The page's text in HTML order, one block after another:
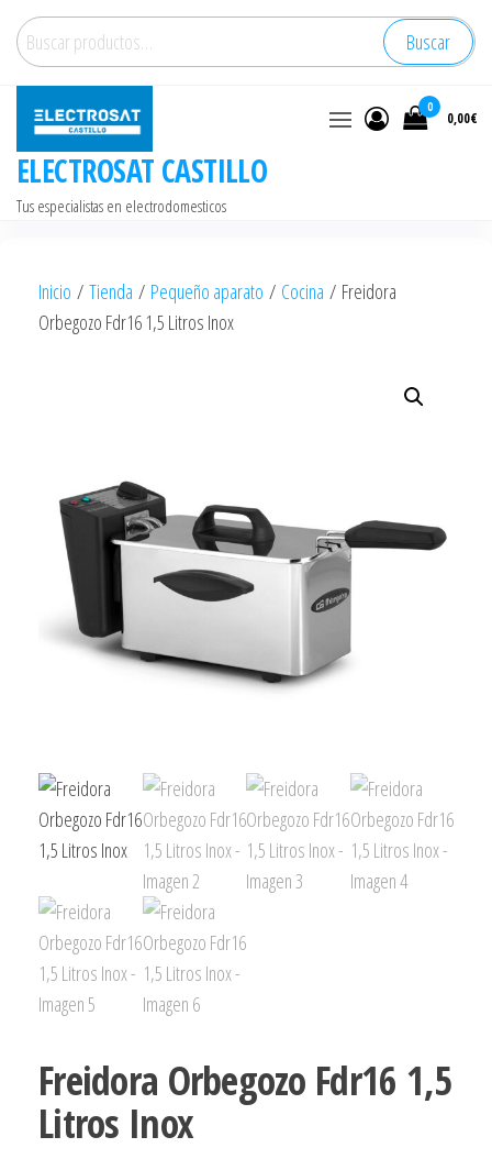
Saltar
contenido
Buscar
por:
Buscar
ELECTROSAT CASTILLO
Tus especialistas en electrodomesticos
0
0,00€
Inicio / Tienda / Pequeño aparato / Cocina / Freidora
Orbegozo Fdr16 1,5 Litros Inox
Freidora Orbegozo Fdr16 1,5
Litros Inox